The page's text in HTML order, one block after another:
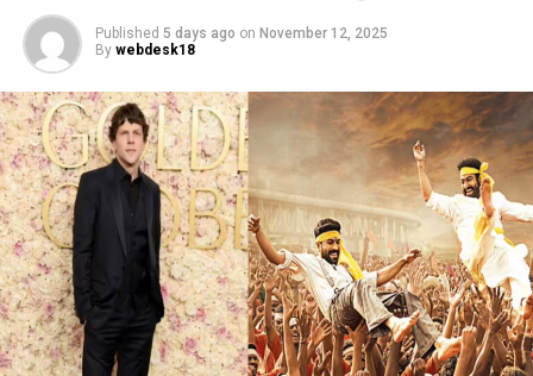
കയ്യില്‍ ത്രിശൂലം പിടിച്ച് കാളയുടെ പുറത്ത്
സവാരിയുമായി എത്തുന്ന രുദ്രയായി മഹേഷ്
ബാബുവിന്റെ എന്‍ട്രിയാണ് ട്രെയിലറിന്റെ ഹൈലൈറ്റ്.
അതേപോലെ, വേദിയിലേക്കും മഹേഷ് ബാബു
കാളപ്പുറത്ത് സവാരിയായി എത്തിയപ്പോള്‍ 60,000-
ത്തിലധികം പ്രേക്ഷകര്‍ കൈയ്യടി മുഴക്കി വരവേറ്റു.
ഐമാക്‌സ് ഫോര്‍മാറ്റിലാണ് ഈ ചിത്രം ഒരുക്കുന്നത്.
അതിനാല്‍ തന്നെ തിയേറ്ററുകളില്‍ അത്ഭുതകരമായ
കാഴ്ചാനുഭവം സമ്മാനിക്കുമെന്നുറപ്പ്. ബാഹുബലി,
ഞഞഞ എന്നിവയുടെ സംവിധായകന്‍ രാജമൗലിയുടെ
ഈ ബ്രഹ്‌മാണ്ഡ പ്രോജക്റ്റ് 2027-ല്‍
തിയേറ്ററുകളിലേക്ക് എത്തും.
Published 5 days ago on November 12, 2025
By webdesk18